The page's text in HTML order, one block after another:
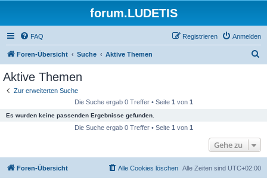
forum.LUDETIS
FAQ Anmelden
Registrieren
Foren-Übersicht Suche Aktive Themen
Aktive Themen
Zur erweiterten Suche
Die Suche ergab 0 Treffer • Seite 1 von 1
Es wurden keine passenden Ergebnisse gefunden.
Die Suche ergab 0 Treffer • Seite 1 von 1
Gehe zu
Foren-Übersicht Alle Zeiten sind UTC+02:00
Alle Cookies löschen